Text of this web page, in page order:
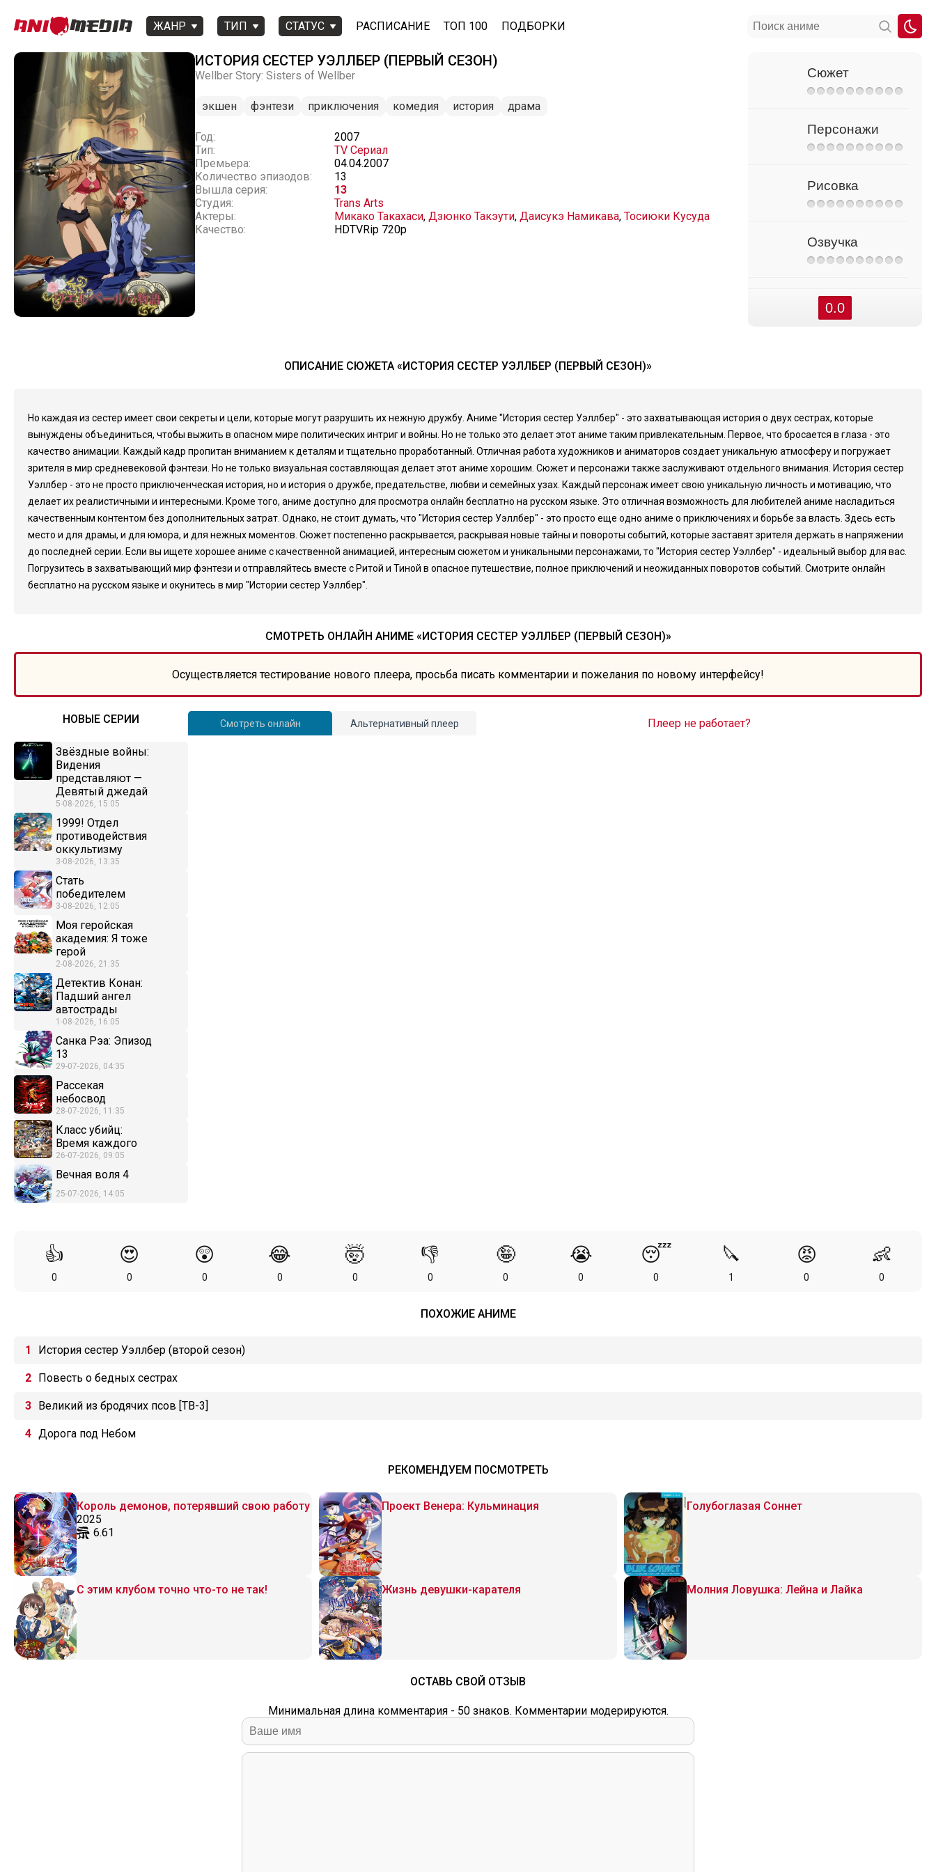
ЖАНР ТИП СТАТУС РАСПИСАНИЕ ТОП 100 ПОДБОРКИ
ИСТОРИЯ СЕСТЕР УЭЛЛБЕР (ПЕРВЫЙ СЕЗОН)
Wellber Story: Sisters of Wellber
экшен фэнтези приключения комедия история драма
Год:
2007
Тип:
TV Сериал
Премьера:
04.04.2007
Количество эпизодов:
13
Вышла серия:
13
Студия:
Trans Arts
Актеры:
Микако Такахаси, Дзюнко Такэути, Даисукэ Намикава, Тосиюки Кусуда
Качество:
HDTVRip 720p
Сюжет
Персонажи
Рисовка
Озвучка
0.0
ОПИСАНИЕ СЮЖЕТА «ИСТОРИЯ СЕСТЕР УЭЛЛБЕР (ПЕРВЫЙ СЕЗОН)»
Но каждая из сестер имеет свои секреты и цели, которые могут разрушить их нежную дружбу. Аниме "История сестер Уэллбер" - это захватывающая история о двух сестрах, которые
вынуждены объединиться, чтобы выжить в опасном мире политических интриг и войны. Но не только это делает этот аниме таким привлекательным. Первое, что бросается в глаза - это
качество анимации. Каждый кадр пропитан вниманием к деталям и тщательно проработанный. Отличная работа художников и аниматоров создает уникальную атмосферу и погружает
зрителя в мир средневековой фэнтези. Но не только визуальная составляющая делает этот аниме хорошим. Сюжет и персонажи также заслуживают отдельного внимания. История сестер
Уэллбер - это не просто приключенческая история, но и история о дружбе, предательстве, любви и семейных узах. Каждый персонаж имеет свою уникальную личность и мотивацию, что
делает их реалистичными и интересными. Кроме того, аниме доступно для просмотра онлайн бесплатно на русском языке. Это отличная возможность для любителей аниме насладиться
качественным контентом без дополнительных затрат. Однако, не стоит думать, что "История сестер Уэллбер" - это просто еще одно аниме о приключениях и борьбе за власть. Здесь есть
место и для драмы, и для юмора, и для нежных моментов. Сюжет постепенно раскрывается, раскрывая новые тайны и повороты событий, которые заставят зрителя держать в напряжении
до последней серии. Если вы ищете хорошее аниме с качественной анимацией, интересным сюжетом и уникальными персонажами, то "История сестер Уэллбер" - идеальный выбор для вас.
Погрузитесь в захватывающий мир фэнтези и отправляйтесь вместе с Ритой и Тиной в опасное путешествие, полное приключений и неожиданных поворотов событий. Смотрите онлайн
бесплатно на русском языке и окунитесь в мир "Истории сестер Уэллбер".
СМОТРЕТЬ ОНЛАЙН АНИМЕ «ИСТОРИЯ СЕСТЕР УЭЛЛБЕР (ПЕРВЫЙ СЕЗОН)»
Осуществляется тестирование нового плеера, просьба писать комментарии и пожелания по новому интерфейсу!
НОВЫЕ СЕРИИ
Звёздные войны:
Видения
представляют —
Девятый джедай
5-08-2026, 15:05
1999! Отдел
противодействия
оккультизму
3-08-2026, 13:35
Стать
победителем
3-08-2026, 12:05
Моя геройская
академия: Я тоже
герой
2-08-2026, 21:35
Детектив Конан:
Падший ангел
автострады
1-08-2026, 16:05
Санка Рэа: Эпизод
13
29-07-2026, 04:35
Рассекая
небосвод
28-07-2026, 11:35
Класс убийц:
Время каждого
26-07-2026, 09:05
Вечная воля 4
25-07-2026, 14:05
Смотреть онлайн Альтернативный плеер Плеер не работает?
👍
0
😍
0
😲
0
😂
0
🤯
0
👎
0
🤪
0
😭
0
😴
0
🔪
1
😡
0
👶
0
ПОХОЖИЕ АНИМЕ
История сестер Уэллбер (второй сезон)
Повесть о бедных сестрах
Великий из бродячих псов [ТВ-3]
Дорога под Небом
РЕКОМЕНДУЕМ ПОСМОТРЕТЬ
Король демонов, потерявший свою работу
2025
6.61
Проект Венера: Кульминация Голубоглазая Соннет
С этим клубом точно что-то не так! Жизнь девушки-карателя Молния Ловушка: Лейна и Лайка
ОСТАВЬ СВОЙ ОТЗЫВ
Минимальная длина комментария - 50 знаков. Комментарии модерируются.